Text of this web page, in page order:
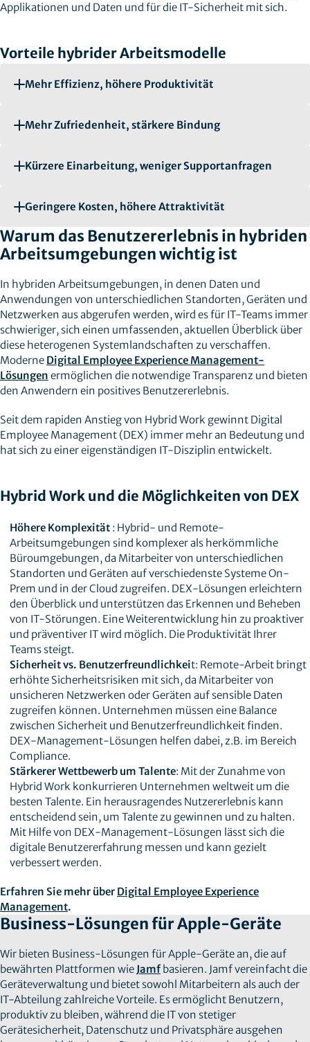
Applikationen und Daten und für die IT-Sicherheit mit sich.
Vorteile hybrider Arbeitsmodelle
Mehr Effizienz, höhere Produktivität
Mehr Zufriedenheit, stärkere Bindung
Kürzere Einarbeitung, weniger Supportanfragen
Geringere Kosten, höhere Attraktivität
Warum das Benutzererlebnis in hybriden
Arbeitsumgebungen wichtig ist
In hybriden Arbeitsumgebungen, in denen Daten und
Anwendungen von unterschiedlichen Standorten, Geräten und
Netzwerken aus abgerufen werden, wird es für IT-Teams immer
schwieriger, sich einen umfassenden, aktuellen Überblick über
diese heterogenen Systemlandschaften zu verschaffen.
Moderne Digital Employee Experience Management-
Lösungen ermöglichen die notwendige Transparenz und bieten
den Anwendern ein positives Benutzererlebnis.
Seit dem rapiden Anstieg von Hybrid Work gewinnt Digital
Employee Management (DEX) immer mehr an Bedeutung und
hat sich zu einer eigenständigen IT-Disziplin entwickelt.
Hybrid Work und die Möglichkeiten von DEX
Höhere Komplexität: Hybrid- und Remote-
Arbeitsumgebungen sind komplexer als herkömmliche
Büroumgebungen, da Mitarbeiter von unterschiedlichen
Standorten und Geräten auf verschiedenste Systeme On-
Prem und in der Cloud zugreifen. DEX-Lösungen erleichtern
den Überblick und unterstützen das Erkennen und Beheben
von IT-Störungen. Eine Weiterentwicklung hin zu proaktiver
und präventiver IT wird möglich. Die Produktivität Ihrer
Teams steigt.
Sicherheit vs. Benutzerfreundlichkeit: Remote-Arbeit bringt
erhöhte Sicherheitsrisiken mit sich, da Mitarbeiter von
unsicheren Netzwerken oder Geräten auf sensible Daten
zugreifen können. Unternehmen müssen eine Balance
zwischen Sicherheit und Benutzerfreundlichkeit finden.
DEX-Management-Lösungen helfen dabei, z.B. im Bereich
Compliance.
Stärkerer Wettbewerb um Talente: Mit der Zunahme von
Hybrid Work konkurrieren Unternehmen weltweit um die
besten Talente. Ein herausragendes Nutzererlebnis kann
entscheidend sein, um Talente zu gewinnen und zu halten.
Mit Hilfe von DEX-Management-Lösungen lässt sich die
digitale Benutzererfahrung messen und kann gezielt
verbessert werden.
Erfahren Sie mehr über Digital Employee Experience
Management.
Business-Lösungen für Apple-Geräte
Wir bieten Business-Lösungen für Apple-Geräte an, die auf
bewährten Plattformen wie Jamf basieren. Jamf vereinfacht die
Geräteverwaltung und bietet sowohl Mitarbeitern als auch der
IT-Abteilung zahlreiche Vorteile. Es ermöglicht Benutzern,
produktiv zu bleiben, während die IT von stetiger
Gerätesicherheit, Datenschutz und Privatsphäre ausgehen